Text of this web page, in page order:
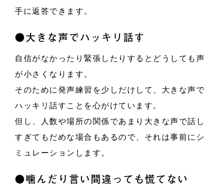
手に返答できます。
●大きな声でハッキリ話す
自信がなかったり緊張したりするとどうしても声
が小さくなります。
そのために発声練習を少しだけして、大きな声で
ハッキリ話すことを心がけています。
但し、人数や場所の関係であまり大きな声で話し
すぎてもだめな場合もあるので、それは事前にシ
ミュレーションします。
●噛んだり言い間違っても慌てない